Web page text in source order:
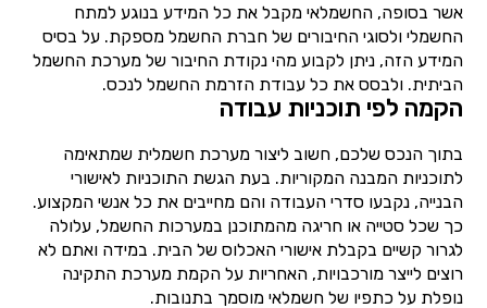
אשר בסופה, החשמלאי מקבל את כל המידע בנוגע למתח
החשמלי ולסוגי החיבורים של חברת החשמל מספקת. על בסיס
המידע הזה, ניתן לקבוע מהי נקודת החיבור של מערכת החשמל
הביתית. ולבסס את כל עבודת הזרמת החשמל לנכס.
הקמה לפי תוכניות עבודה
בתוך הנכס שלכם, חשוב ליצור מערכת חשמלית שמתאימה
לתוכניות המבנה המקוריות. בעת הגשת התוכניות לאישורי
הבנייה, נקבעו סדרי העבודה והם מחייבים את כל אנשי המקצוע.
כך שכל סטייה או חריגה מהמתוכנן במערכות החשמל, עלולה
לגרור קשיים בקבלת אישורי האכלוס של הבית. במידה ואתם לא
רוצים לייצר מורכבויות, האחריות על הקמת מערכת התקינה
נופלת על כתפיו של חשמלאי מוסמך בתנובות.